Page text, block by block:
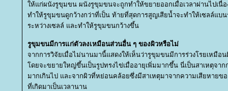
ห้แก่ผนังรูขุมขน ผนังรูขุมขนจะถูกทำให้ขยายออกเมื่อเวลาผ่านไปเนื่
ทำให้รูขุมขนดูกว้างกว่าที่เป็น ท้ายที่สุดการสูญเสียน้ำจะทำให้เซลล์แบน
ระหว่างเซลล์ และทำให้รูขุมขนกว้างขึ้น
รูขุมขนมีการแก่ตัวลงเหมือนส่วนอื่น ๆ ของผิวหรือไม่
จากการวิจัยเมื่อไม่นานมานี้แสดงให้เห็นว่ารูขุมขนมีการร่วงโรยเหมือ
ดยจะขยายใหญ่ขึ้นเป็นรูปทรงไข่เมื่ออายุเพิ่มมากขึ้น นี่เป็นสาเหตุจา
มากเกินไป และจากผิวที่หย่อนคล้อยซึ่งมีสาเหตุมาจากความเสียหายขอ
ที่เกิดมาเป็นเวลานาน